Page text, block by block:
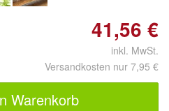
41,56 €
inkl. MwSt.
Versandkosten nur 7,95 €
Warenkorb